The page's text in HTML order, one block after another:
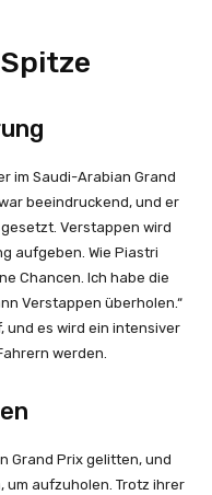
im Saudi-Arabian Grand
beeindruckend, und er
Verstappen wird
aufgeben. Wie Piastri
Chancen. Ich habe die
Verstappen überholen.“
und es wird ein intensiver
werden.
Grand Prix gelitten, und
um aufzuholen. Trotz ihrer